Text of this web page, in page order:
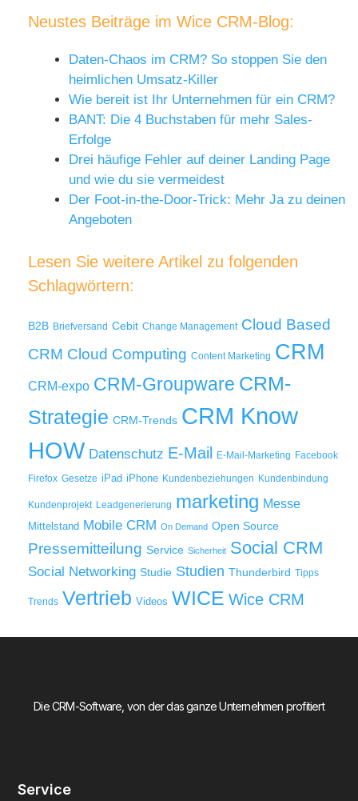
Neustes Beiträge im Wice CRM-Blog:
Daten-Chaos im CRM? So stoppen Sie den
heimlichen Umsatz-Killer
Wie bereit ist Ihr Unternehmen für ein CRM?
BANT: Die 4 Buchstaben für mehr Sales-
Erfolge
Drei häufige Fehler auf deiner Landing Page
und wie du sie vermeidest
Der Foot-in-the-Door-Trick: Mehr Ja zu deinen
Angeboten
Lesen Sie weitere Artikel zu folgenden
Schlagwörtern:
B2B Briefversand Cebit Change Management Cloud Based
CRM Cloud Computing Content Marketing CRM
CRM-expo CRM-Groupware CRM-
Strategie CRM-Trends CRM Know
HOW Datenschutz E-Mail E-Mail-Marketing Facebook
Firefox Gesetze iPad iPhone Kundenbeziehungen Kundenbindung
Kundenprojekt Leadgenerierung marketing Messe
Mittelstand Mobile CRM On Demand Open Source
Pressemitteilung Service Sicherheit Social CRM
Social Networking Studie Studien Thunderbird Tipps
Trends Vertrieb Videos WICE Wice CRM
Die CRM-Software, von der das ganze Unternehmen profitiert
Service